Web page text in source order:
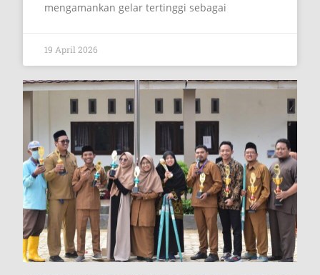
mengamankan gelar tertinggi sebagai
19 April 2026